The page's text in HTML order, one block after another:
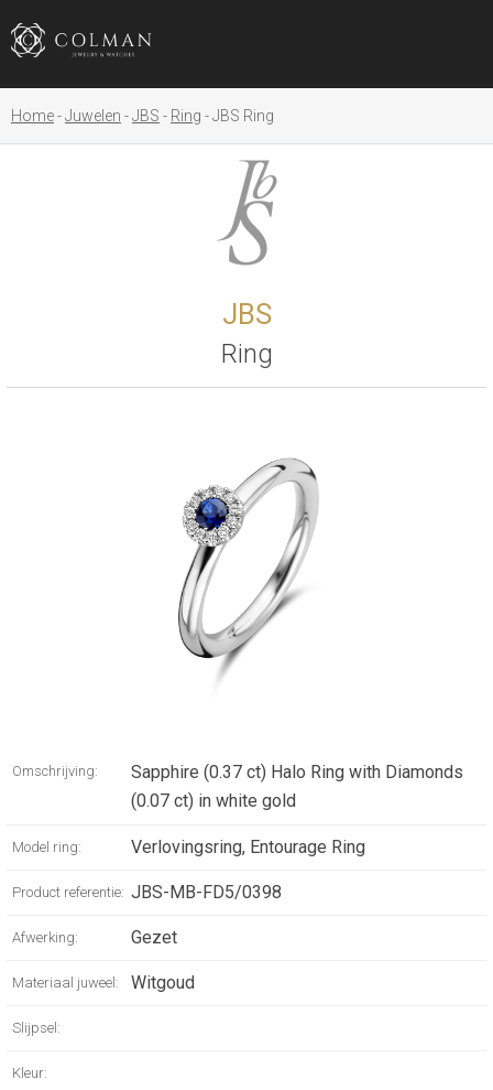
Home Juwelen JBS Ring JBS Ring
JBS
Ring
Omschrijving:
Sapphire (0.37 ct) Halo Ring with Diamonds
(0.07 ct) in white gold
Model ring: Verlovingsring, Entourage Ring
Product referentie: JBS-MB-FD5/0398
Afwerking: Gezet
Materiaal juweel: Witgoud
Slijpsel:
Kleur: